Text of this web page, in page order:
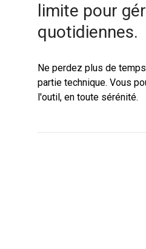
limite pour
quotidiennes.
Ne perdez plus de
partie technique. Vous
l'outil, en toute sérénité.